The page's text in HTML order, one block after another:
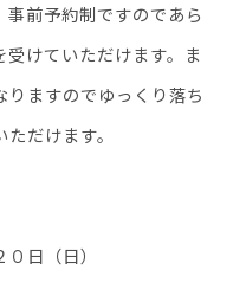
前予約制ですのであら
けていただけます。ま
ますのでゆっくり落ち
だけます。
日（日）